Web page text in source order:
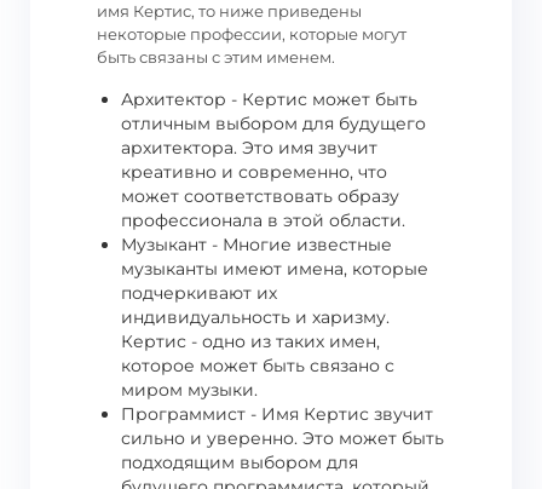
имя Кертис, то ниже приведены
некоторые профессии, которые могут
быть связаны с этим именем.
Архитектор - Кертис может быть
отличным выбором для будущего
архитектора. Это имя звучит
креативно и современно, что
может соответствовать образу
профессионала в этой области.
Музыкант - Многие известные
музыканты имеют имена, которые
подчеркивают их
индивидуальность и харизму.
Кертис - одно из таких имен,
которое может быть связано с
миром музыки.
Программист - Имя Кертис звучит
сильно и уверенно. Это может быть
подходящим выбором для